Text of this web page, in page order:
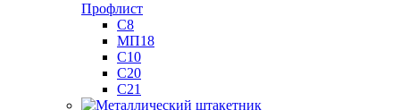
Профлист
С8
МП18
С10
С20
С21